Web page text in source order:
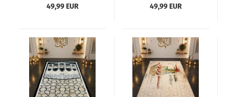
49,99 EUR 49,99 EUR